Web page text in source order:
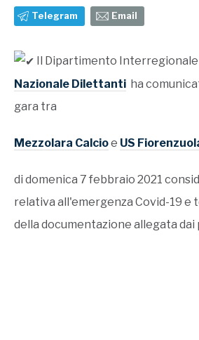
Telegram Email
Il Dipartimento Interregionale
Nazionale Dilettanti ha
gara tra
Mezzolara Calcioe US
di domenica 7 febbraio 2021
relativa all'emergenza Covid-19 e
della documentazione allegata dai